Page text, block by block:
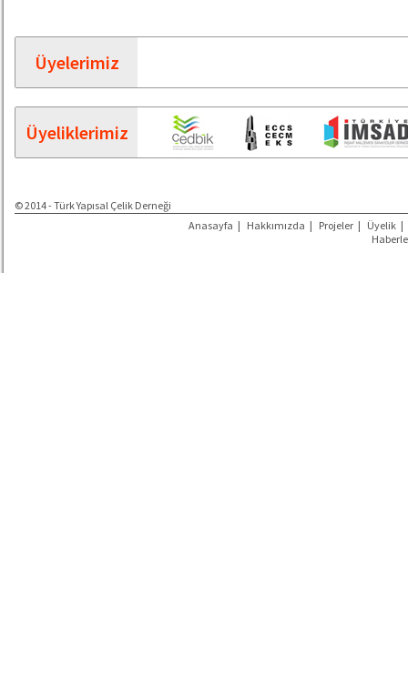
Üyelerimiz
Üyeliklerimiz
© 2014 - Türk Yapısal Çelik Derneği
Anasayfa | Hakkımızda | Projeler | Üyelik |